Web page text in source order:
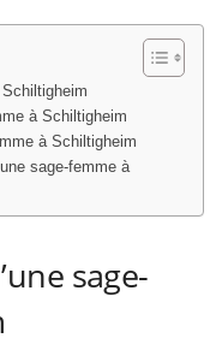
à Schiltigheim
à Schiltigheim
sage-femme à
sage-